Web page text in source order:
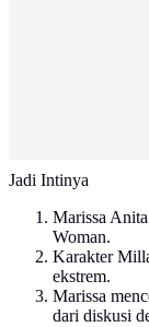
Jadi Intinya
Marissa
Woman.
Karakter
ekstrem.
Marissa
dari diskusi